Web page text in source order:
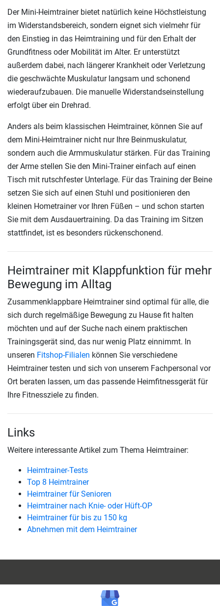
Der Mini-Heimtrainer bietet natürlich keine Höchstleistung
im Widerstandsbereich, sondern eignet sich vielmehr für
den Einstieg in das Heimtraining und für den Erhalt der
Grundfitness oder Mobilität im Alter. Er unterstützt
außerdem dabei, nach längerer Krankheit oder Verletzung
die geschwächte Muskulatur langsam und schonend
wiederaufzubauen. Die manuelle Widerstandseinstellung
erfolgt über ein Drehrad.
Anders als beim klassischen Heimtrainer, können Sie auf
dem Mini-Heimtrainer nicht nur Ihre Beinmuskulatur,
sondern auch die Armmuskulatur stärken. Für das Training
der Arme stellen Sie den Mini-Trainer einfach auf einen
Tisch mit rutschfester Unterlage. Für das Training der Beine
setzen Sie sich auf einen Stuhl und positionieren den
kleinen Hometrainer vor Ihren Füßen – und schon starten
Sie mit dem Ausdauertraining. Da das Training im Sitzen
stattfindet, ist es besonders rückenschonend.
Heimtrainer mit Klappfunktion für mehr
Bewegung im Alltag
Zusammenklappbare Heimtrainer sind optimal für alle, die
sich durch regelmäßige Bewegung zu Hause fit halten
möchten und auf der Suche nach einem praktischen
Trainingsgerät sind, das nur wenig Platz einnimmt. In
unseren Fitshop-Filialen können Sie verschiedene
Heimtrainer testen und sich von unserem Fachpersonal vor
Ort beraten lassen, um das passende Heimfitnessgerät für
Ihre Fitnessziele zu finden.
Links
Weitere interessante Artikel zum Thema Heimtrainer:
Heimtrainer-Tests
Top 8 Heimtrainer
Heimtrainer für Senioren
Heimtrainer nach Knie- oder Hüft-OP
Heimtrainer für bis zu 150 kg
Abnehmen mit dem Heimtrainer